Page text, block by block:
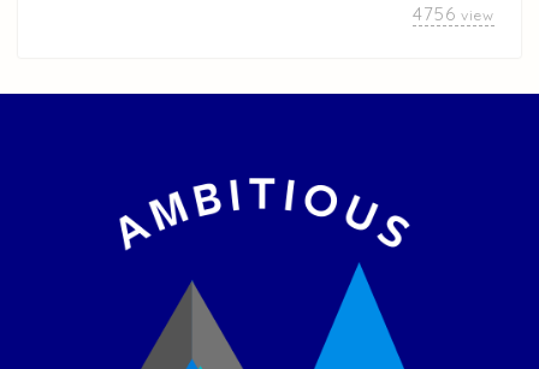
4756 view